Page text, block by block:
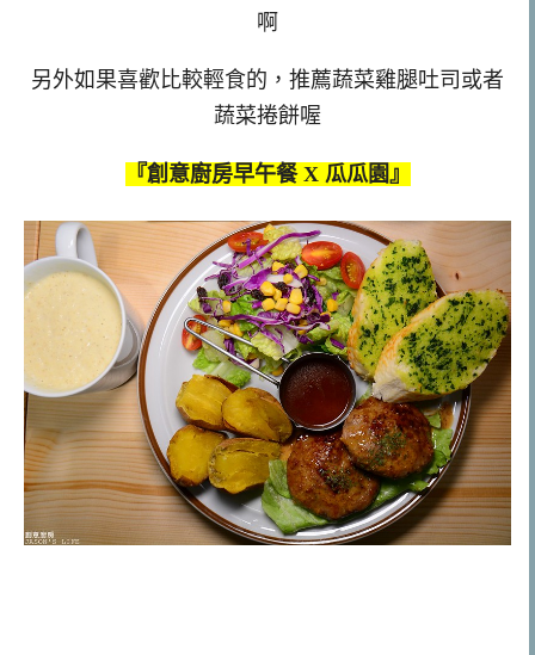
啊
另外如果喜歡比較輕食的，推薦蔬菜雞腿吐司或者
蔬菜捲餅喔
『創意廚房早午餐 X 瓜瓜園』